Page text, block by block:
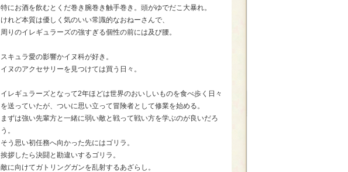
特にお酒を飲むとくだ巻き腕巻き触手巻き。頭がゆでだこ大暴れ。
けれど本質は優しく気のいい常識的なおねーさんで、
周りのイレギュラーズの強すぎる個性の前には及び腰。
スキュラ愛の影響かイヌ科が好き。
イヌのアクセサリーを見つけては買う日々。
イレギュラーズとなって2年ほどは世界のおいしいものを食べ歩く日々
を送っていたが、ついに思い立って冒険者として修業を始める。
まずは強い先輩方と一緒に弱い敵と戦って戦い方を学ぶのが良いだろ
う。
そう思い初任務へ向かった先にはゴリラ。
挨拶したら決闘と勘違いするゴリラ。
敵に向けてガトリングガンを乱射するあざらし。